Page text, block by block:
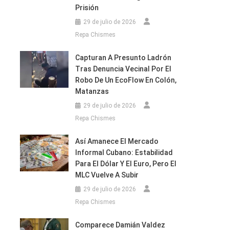
Prisión
29 de julio de 2026
Repa Chismes
Capturan A Presunto Ladrón
Tras Denuncia Vecinal Por El
Robo De Un EcoFlow En Colón,
Matanzas
29 de julio de 2026
Repa Chismes
Así Amanece El Mercado
Informal Cubano: Estabilidad
Para El Dólar Y El Euro, Pero El
MLC Vuelve A Subir
29 de julio de 2026
Repa Chismes
Comparece Damián Valdez